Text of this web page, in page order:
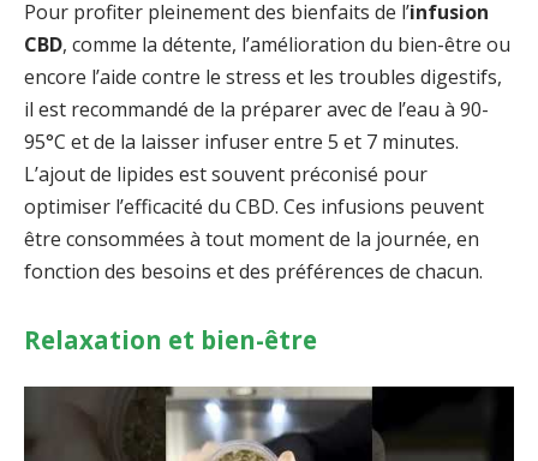
Pour profiter pleinement des bienfaits de l’infusion
CBD, comme la détente, l’amélioration du bien-être ou
encore l’aide contre le stress et les troubles digestifs,
il est recommandé de la préparer avec de l’eau à 90-
95°C et de la laisser infuser entre 5 et 7 minutes.
L’ajout de lipides est souvent préconisé pour
optimiser l’efficacité du CBD. Ces infusions peuvent
être consommées à tout moment de la journée, en
fonction des besoins et des préférences de chacun.
Relaxation et bien-être